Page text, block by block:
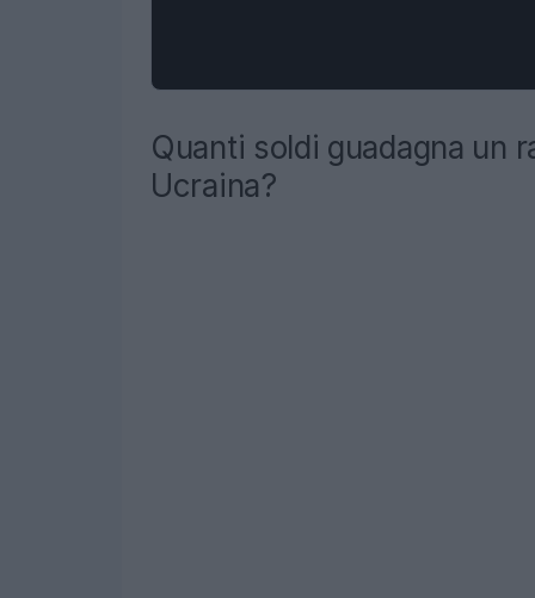
Quanti soldi guadagna un
Ucraina?